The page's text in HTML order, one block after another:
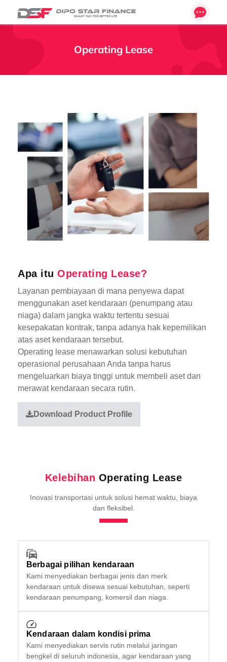
Operating Lease
Apa itu Operating Lease?
Layanan pembiayaan di mana penyewa dapat
menggunakan aset kendaraan (penumpang atau
niaga) dalam jangka waktu tertentu sesuai
kesepakatan kontrak, tanpa adanya hak kepemilikan
atas aset kendaraan tersebut.
Operating lease menawarkan solusi kebutuhan
operasional perusahaan Anda tanpa harus
mengeluarkan biaya tinggi untuk membeli aset dan
merawat kendaraan secara rutin.
Download Product Profile
Kelebihan Operating Lease
Inovasi transportasi untuk solusi hemat waktu, biaya
dan fleksibel.
Berbagai pilihan kendaraan
Kami menyediakan berbagai jenis dan merk
kendaraan untuk disewa sesuai kebutuhan, seperti
kendaraan penumpang, komersil dan niaga.
Kendaraan dalam kondisi prima
Kami menyediakan servis rutin melalui jaringan
bengkel di seluruh indonesia, agar kendaraan yang